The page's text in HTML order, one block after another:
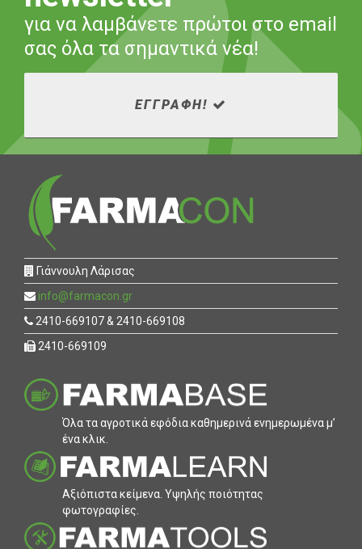
για να λαμβάνετε πρώτοι στο email
σας όλα τα σημαντικά νέα!
ΕΓΓΡΑΦΗ!
Γιάννουλη Λάρισας
info@farmacon.gr
2410-669107 & 2410-669108
2410-669109
Όλα τα αγροτικά εφόδια καθηµερινά ενηµερωµένα µ’
ένα κλικ.
Αξιόπιστα κείµενα. Υψηλής ποιότητας
φωτογραφίες.